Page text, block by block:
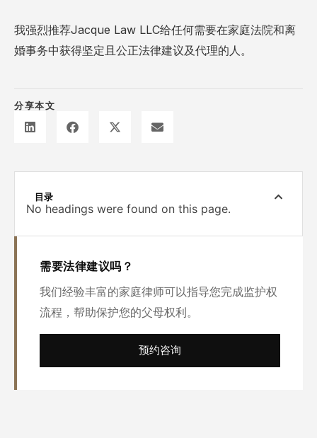
我强烈推荐Jacque Law LLC给任何需要在家庭法院和离
婚事务中获得坚定且公正法律建议及代理的人。
分享本文
目录
No headings were found on this page.
需要法律建议吗？
我们经验丰富的家庭律师可以指导您完成监护权
流程，帮助保护您的父母权利。
预约咨询